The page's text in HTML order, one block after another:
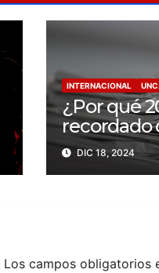
INTERNACIONAL
¿Por qué
recordado
trágico
prensa?
DIC 18, 2024
Los campos obligatorios